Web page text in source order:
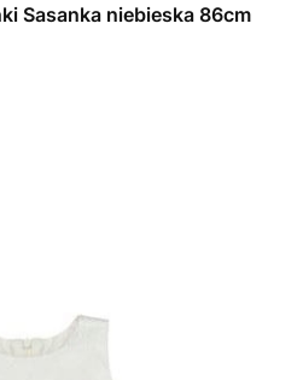
Sasanka niebieska 86cm